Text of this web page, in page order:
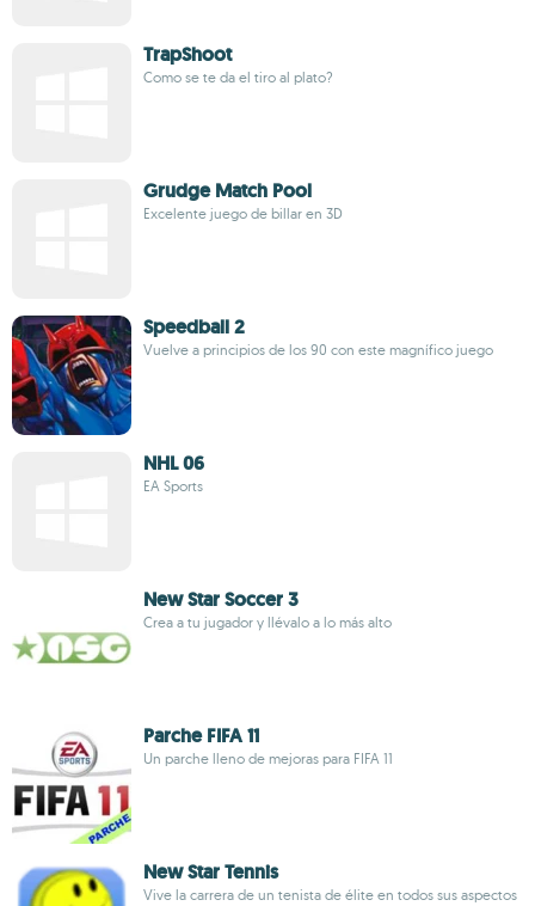
TrapShoot
Como se te da el tiro al plato?
Grudge Match Pool
Excelente juego de billar en 3D
Speedball 2
Vuelve a principios de los 90 con este magnífico juego
NHL 06
EA Sports
New Star Soccer 3
Crea a tu jugador y llévalo a lo más alto
Parche FIFA 11
Un parche lleno de mejoras para FIFA 11
New Star Tennis
Vive la carrera de un tenista de élite en todos sus aspectos